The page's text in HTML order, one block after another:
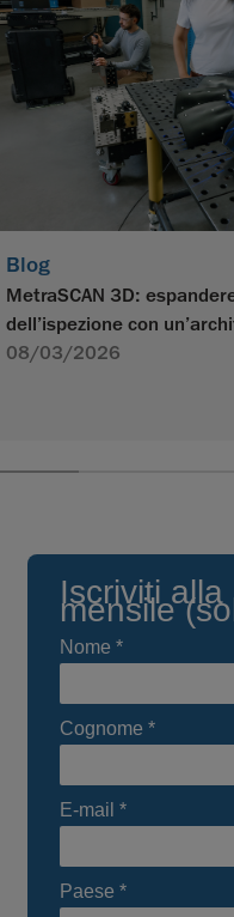
Blog
MetraSCAN 3D:
dell’ispezione con
08/03/2026